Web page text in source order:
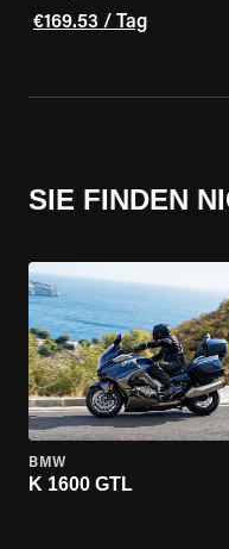
€169.53 / Tag
SIE FINDEN
BMW
K 1600 GTL